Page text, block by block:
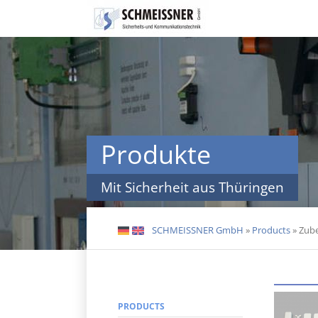
Skip
navigation
Produkte
Mit Sicherheit aus Thüringen
DE EN SCHMEISSNER GmbH » Products»
PRODUCTS